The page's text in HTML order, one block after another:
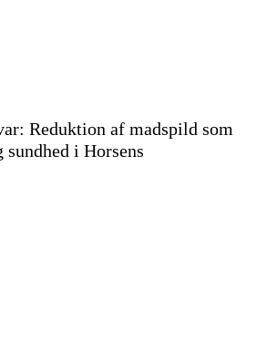
Reduktion af madspild som
i Horsens